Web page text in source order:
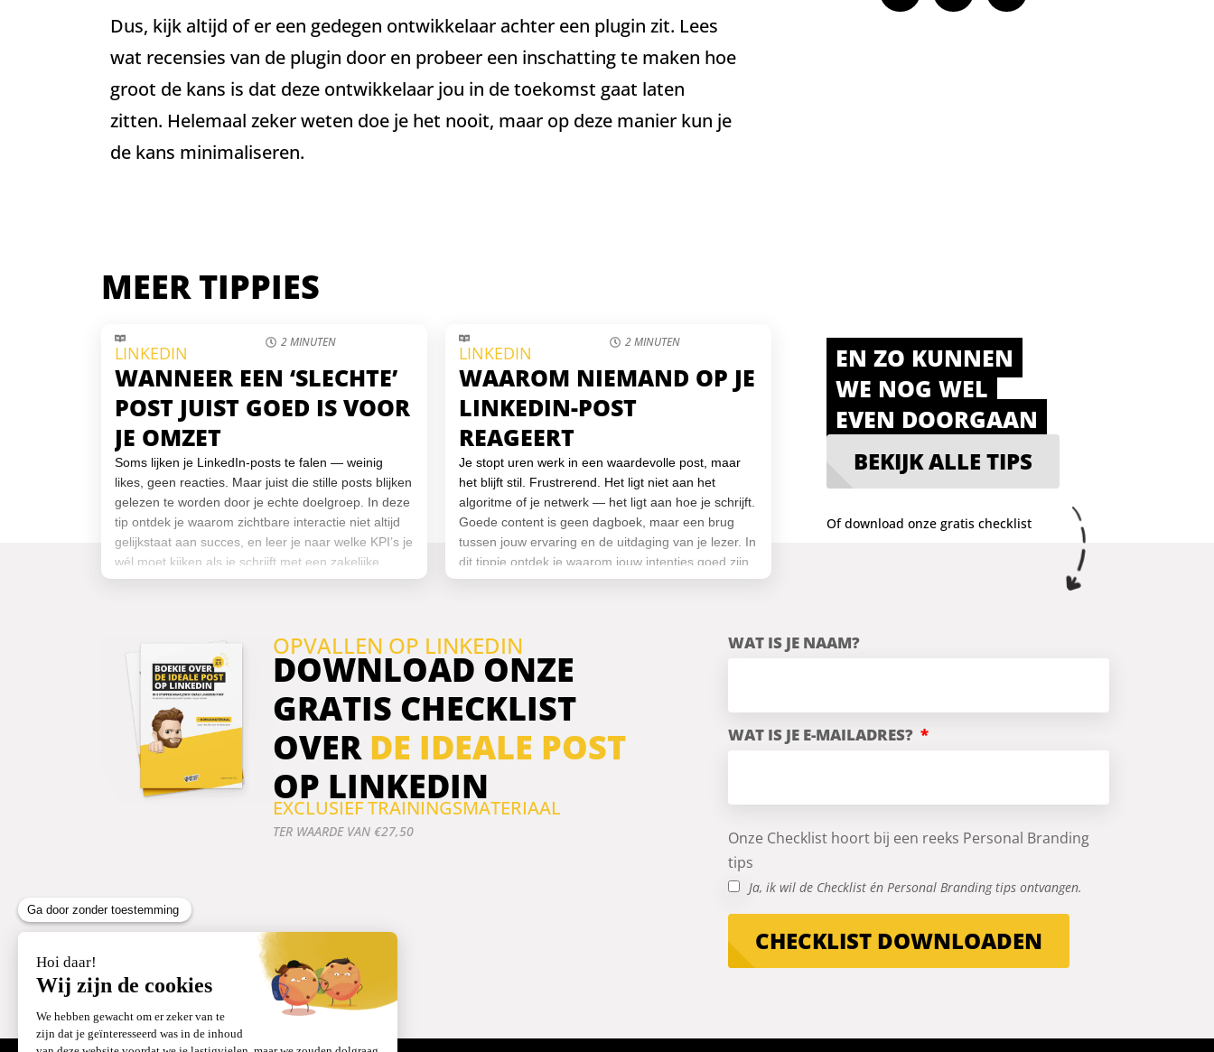
Dus, kijk altijd of er een gedegen ontwikkelaar achter een plugin zit. Lees
wat recensies van de plugin door en probeer een inschatting te maken hoe
groot de kans is dat deze ontwikkelaar jou in de toekomst gaat laten
zitten. Helemaal zeker weten doe je het nooit, maar op deze manier kun je
de kans minimaliseren.
MEER TIPPIES
2 MINUTEN
LINKEDIN
WANNEER EEN ‘SLECHTE’
POST JUIST GOED IS VOOR
JE OMZET
Soms lijken je LinkedIn-posts te falen — weinig
likes, geen reacties. Maar juist die stille posts blijken
gelezen te worden door je echte doelgroep. In deze
tip ontdek je waarom zichtbare interactie niet altijd
gelijkstaat aan succes, en leer je naar welke KPI’s je
wél moet kijken als je schrijft met een zakelijke
intentie.
2 MINUTEN
LINKEDIN
WAAROM NIEMAND OP JE
LINKEDIN-POST
REAGEERT
Je stopt uren werk in een waardevolle post, maar
het blijft stil. Frustrerend. Het ligt niet aan het
algoritme of je netwerk — het ligt aan hoe je schrijft.
Goede content is geen dagboek, maar een brug
tussen jouw ervaring en de uitdaging van je lezer. In
dit tippie ontdek je waarom jouw intenties goed zijn,
maar je aanpak scherper mag. En hoe je schrijft
EN ZO KUNNEN
WE NOG WEL
EVEN DOORGAAN
BEKIJK ALLE TIPS
Of download onze gratis checklist
OPVALLEN OP LINKEDIN
DOWNLOAD ONZE
GRATIS CHECKLIST
OVER DE IDEALE POST
OP LINKEDIN
EXCLUSIEF TRAININGSMATERIAAL
TER WAARDE VAN €27,50
WAT IS JE NAAM?
WAT IS JE E-MAILADRES?
Onze Checklist hoort bij een reeks Personal Branding
tips
Ja, ik wil de Checklist én Personal Branding tips ontvangen.
CHECKLIST DOWNLOADEN